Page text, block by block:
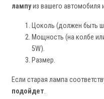
лампуиз вашего автомобиля
Цоколь (должен быть
Мощность (на колбе
5W).
Размер.
Если старая лампа
подойдет.